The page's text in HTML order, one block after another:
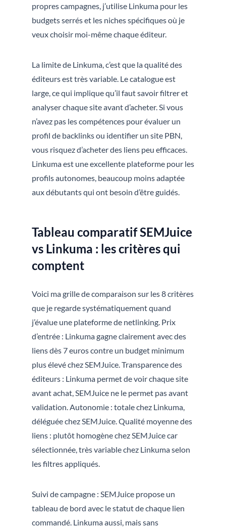
propres campagnes, j’utilise Linkuma pour les
budgets serrés et les niches spécifiques où je
veux choisir moi-même chaque éditeur.
La limite de Linkuma, c’est que la qualité des
éditeurs est très variable. Le catalogue est
large, ce qui implique qu’il faut savoir filtrer et
analyser chaque site avant d’acheter. Si vous
n’avez pas les compétences pour évaluer un
profil de backlinks ou identifier un site PBN,
vous risquez d’acheter des liens peu efficaces.
Linkuma est une excellente plateforme pour les
profils autonomes, beaucoup moins adaptée
aux débutants qui ont besoin d’être guidés.
Tableau comparatif SEMJuice
vs Linkuma : les critères qui
comptent
Voici ma grille de comparaison sur les 8 critères
que je regarde systématiquement quand
j’évalue une plateforme de netlinking. Prix
d’entrée : Linkuma gagne clairement avec des
liens dès 7 euros contre un budget minimum
plus élevé chez SEMJuice. Transparence des
éditeurs : Linkuma permet de voir chaque site
avant achat, SEMJuice ne le permet pas avant
validation. Autonomie : totale chez Linkuma,
déléguée chez SEMJuice. Qualité moyenne des
liens : plutôt homogène chez SEMJuice car
sélectionnée, très variable chez Linkuma selon
les filtres appliqués.
Suivi de campagne : SEMJuice propose un
tableau de bord avec le statut de chaque lien
commandé. Linkuma aussi, mais sans